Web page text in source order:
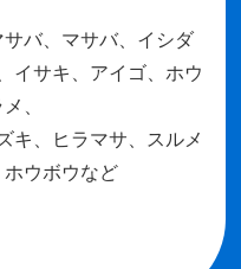
バ、マサバ、イシダ
イサキ、アイゴ、ホウ
、
キ、ヒラマサ、スルメ
ウボウなど